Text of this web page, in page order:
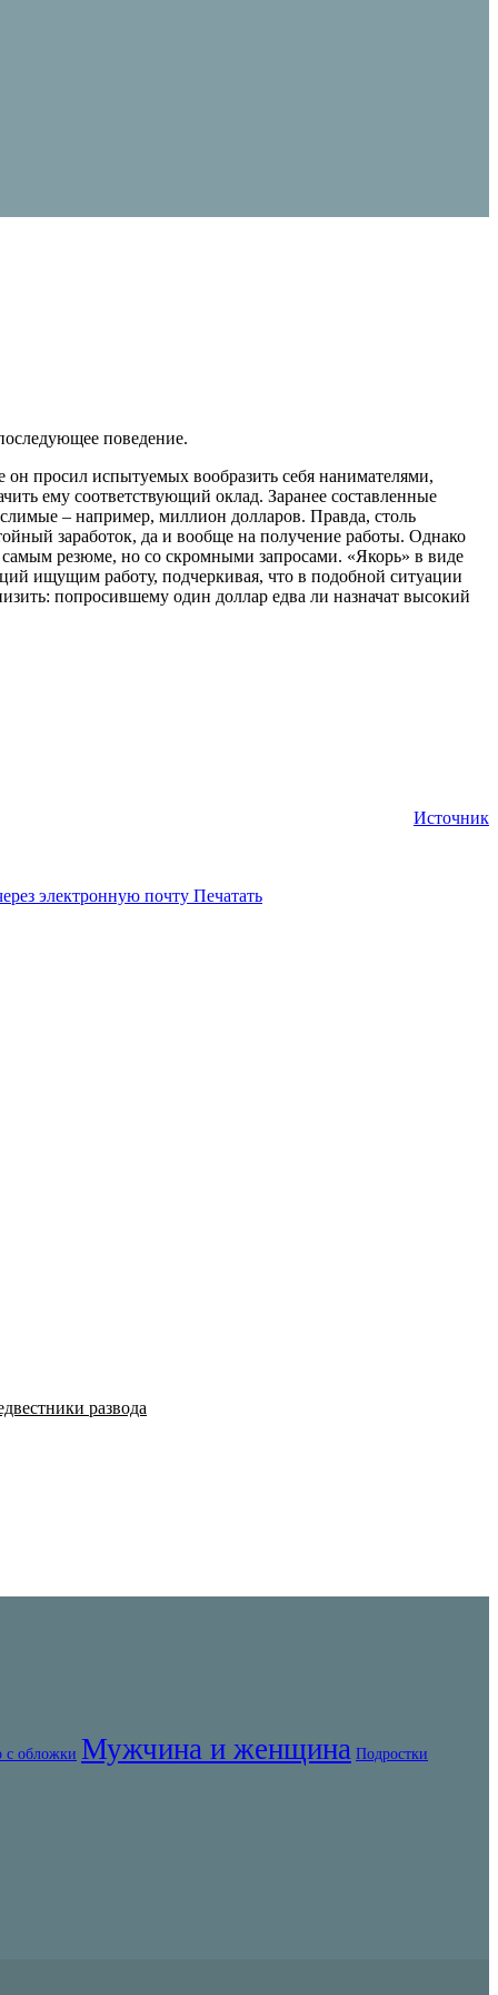
поведение.
просил испытуемых вообразить себя нанимателями,
ему соответствующий оклад. Заранее составленные
– например, миллион долларов. Правда, столь
заработок, да и вообще на получение работы. Однако
резюме, но со скромными запросами. «Якорь» в виде
ищущим работу, подчеркивая, что в подобной ситуации
попросившему один доллар едва ли назначат высокий
Источник
электронную почту Печатать
развода
с обложки Мужчина и женщина Подростки